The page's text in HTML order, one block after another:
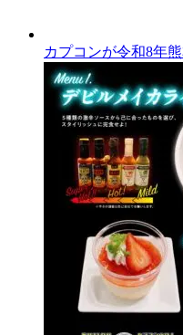
カプコンが令和8年